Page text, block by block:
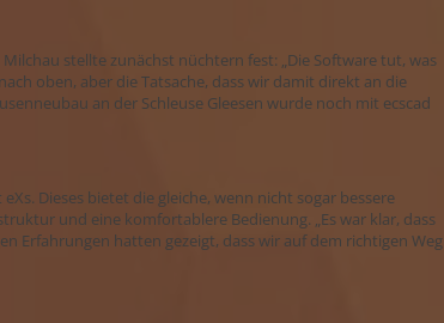
stellte zunächst nüchtern fest: „Die Software tut, was
oben, aber die Tatsache, dass wir damit direkt an die
an der Schleuse Gleesen wurde noch mit ecscad
Dieses bietet die gleiche, wenn nicht sogar bessere
und eine komfortablere Bedienung. „Es war klar, dass
Erfahrungen hatten gezeigt, dass wir auf dem richtigen Weg